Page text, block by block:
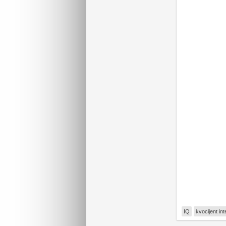
IQ kvocijent